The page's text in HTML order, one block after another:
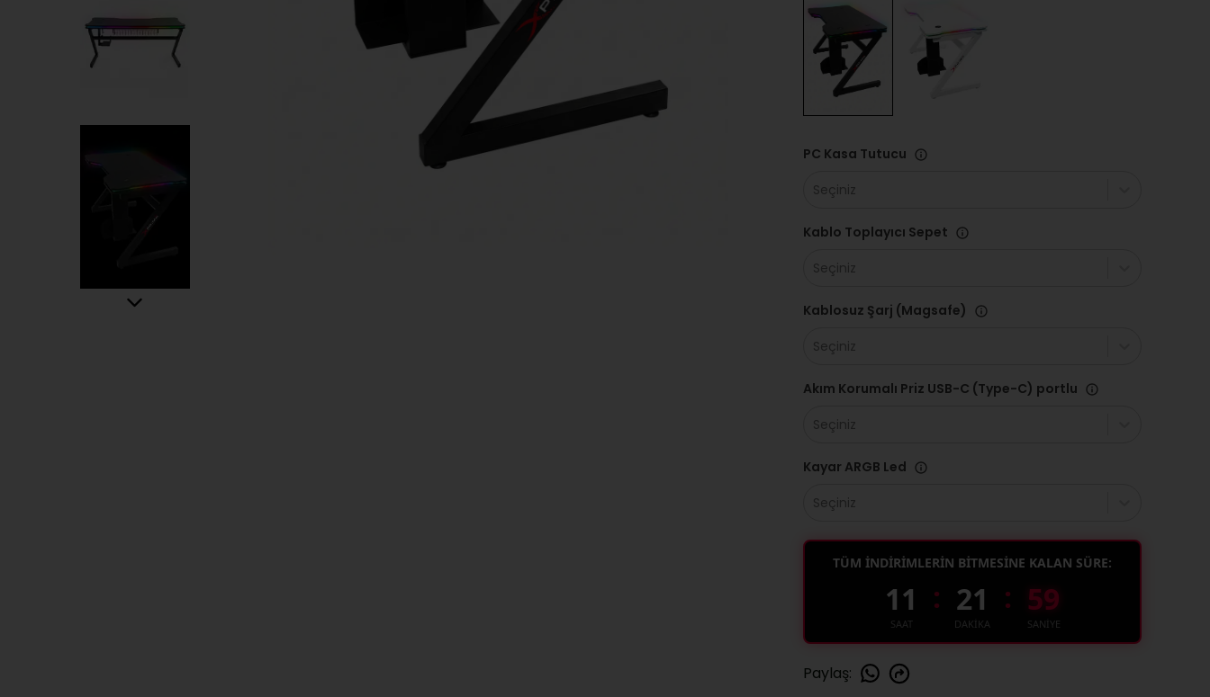
PC Kasa Tutucu
Seçiniz
Kablo Toplayıcı Sepet
Seçiniz
Kablosuz Şarj (Magsafe)
Seçiniz
Akım Korumalı Priz USB-C (Type-C) portlu
Seçiniz
Kayar ARGB Led
Seçiniz
TÜM İNDİRİMLERİN BİTMESİNE KALAN SÜRE:
11
SAAT
: 21
DAKİKA
: 57
SANİYE
Paylaş: